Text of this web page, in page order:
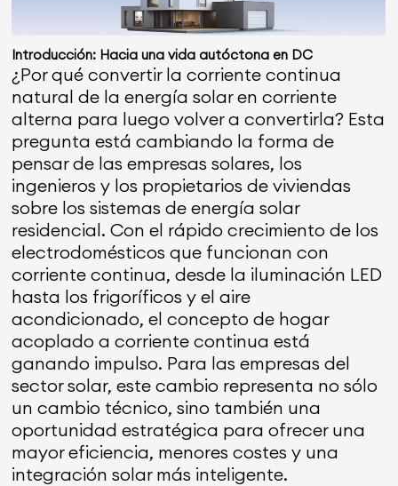
Introducción: Hacia una vida autóctona en DC
¿Por qué convertir la corriente continua
natural de la energía solar en corriente
alterna para luego volver a convertirla? Esta
pregunta está cambiando la forma de
pensar de las empresas solares, los
ingenieros y los propietarios de viviendas
sobre los sistemas de energía solar
residencial. Con el rápido crecimiento de los
electrodomésticos que funcionan con
corriente continua, desde la iluminación LED
hasta los frigoríficos y el aire
acondicionado, el concepto de hogar
acoplado a corriente continua está
ganando impulso. Para las empresas del
sector solar, este cambio representa no sólo
un cambio técnico, sino también una
oportunidad estratégica para ofrecer una
mayor eficiencia, menores costes y una
integración solar más inteligente.